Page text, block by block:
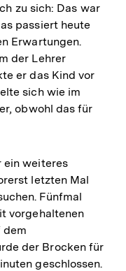
zu sich: Das war
passiert heute
Erwartungen.
der Lehrer
er das Kind vor
sich wie im
obwohl das für
ein weiteres
letzten Mal
Fünfmal
vorgehaltenen
dem
der Brocken für
geschlossen.